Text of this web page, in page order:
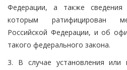
Федерации, а также
которым ратифицирован
Российской Федерации, и об
такого федерального закона.
3. В случае установления или